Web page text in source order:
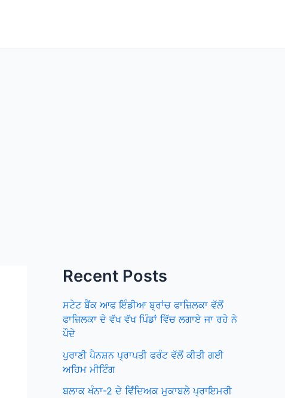
Recent Posts
ਸਟੇਟ ਬੈਂਕ ਆਫ ਇੰਡੀਆ ਬ੍ਰਾਂਚ ਫਾਜ਼ਿਲਕਾ ਵੱਲੋਂ
ਫਾਜ਼ਿਲਕਾ ਦੇ ਵੱਖ ਵੱਖ ਪਿੰਡਾਂ ਵਿੱਚ ਲਗਾਏ ਜਾ ਰਹੇ ਨੇ
ਪੌਦੇ
ਪੁਰਾਣੀ ਪੈਨਸ਼ਨ ਪ੍ਰਾਪਤੀ ਫਰੰਟ ਵੱਲੋਂ ਕੀਤੀ ਗਈ
ਅਹਿਮ ਮੀਟਿੰਗ
ਬਲਾਕ ਖੰਨਾ-2 ਦੇ ਵਿਁਦਿਅਕ ਮੁਕਾਬਲੇ ਪ੍ਰਾਇਮਰੀ